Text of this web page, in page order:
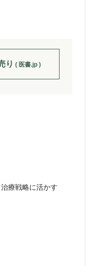
り ( 医書.jp )
療戦略に活かす